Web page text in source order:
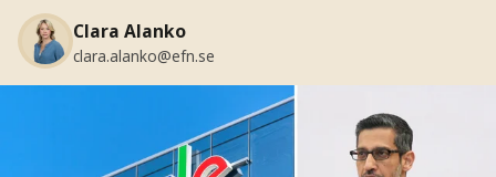
Clara Alanko
clara.alanko@efn.se